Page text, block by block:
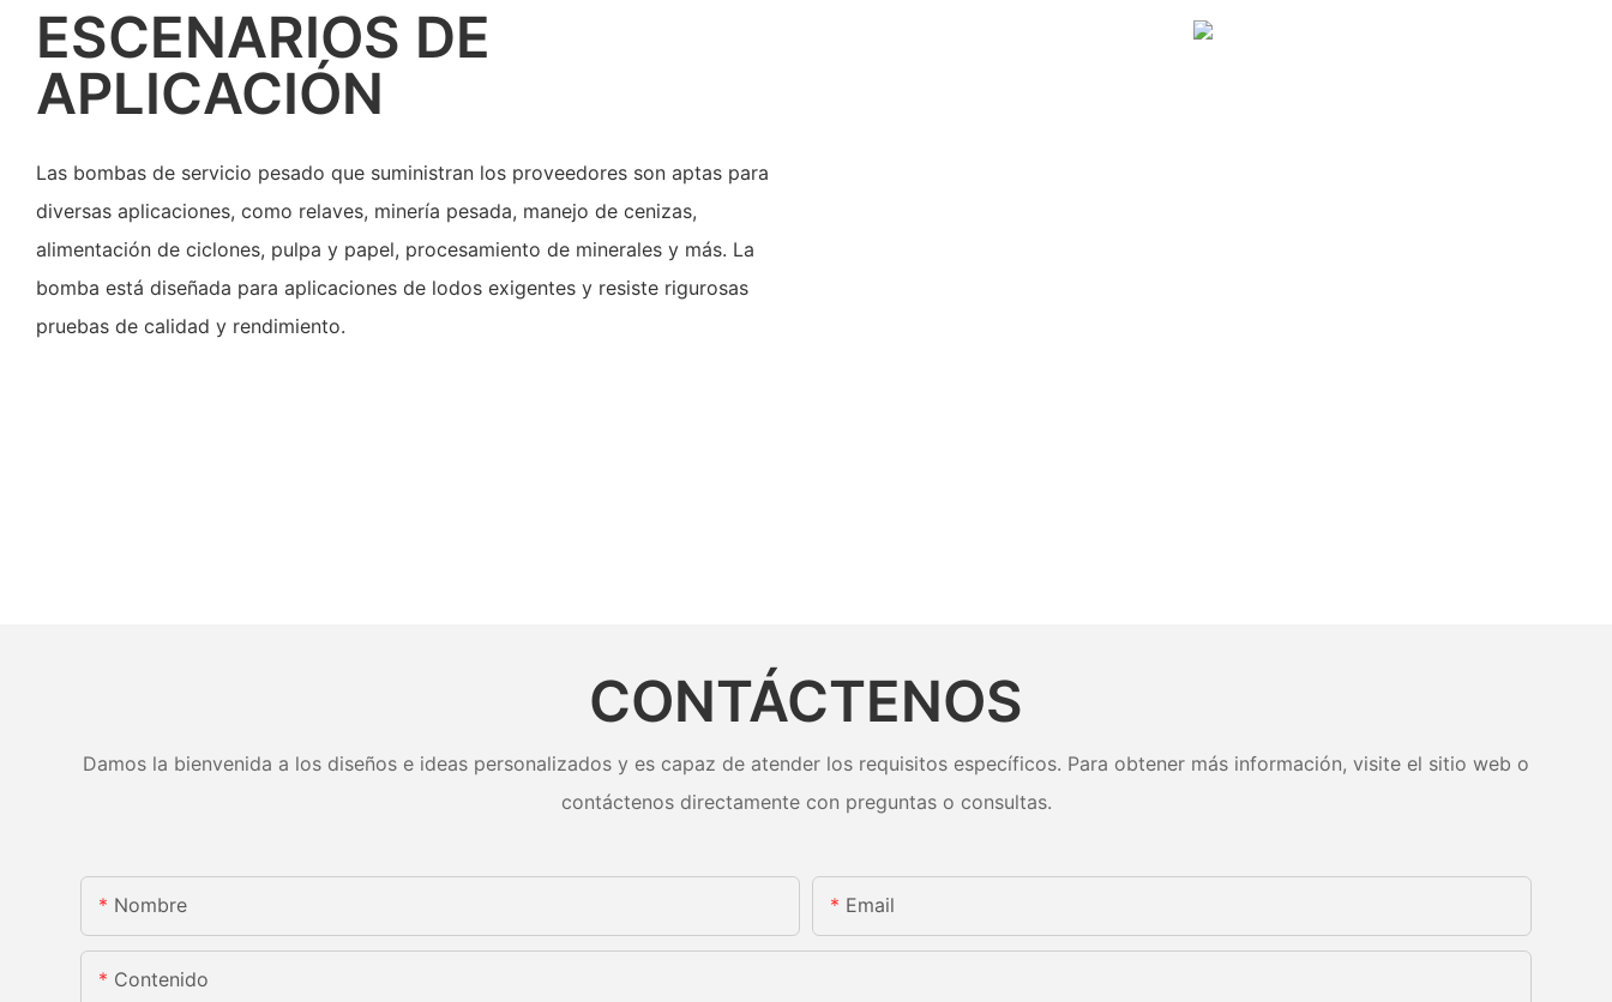
ESCENARIOS DE
APLICACIÓN
Las bombas de servicio pesado que suministran los proveedores son aptas para
diversas aplicaciones, como relaves, minería pesada, manejo de cenizas,
alimentación de ciclones, pulpa y papel, procesamiento de minerales y más. La
bomba está diseñada para aplicaciones de lodos exigentes y resiste rigurosas
pruebas de calidad y rendimiento.
CONTÁCTENOS
Damos la bienvenida a los diseños e ideas personalizados y es capaz de atender los requisitos específicos. Para obtener más información, visite el sitio web o
contáctenos directamente con preguntas o consultas.
Nombre Email
Contenido